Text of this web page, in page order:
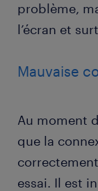
problème,
l’écran et
Mauvaise
Au moment
que la
essai. Il est